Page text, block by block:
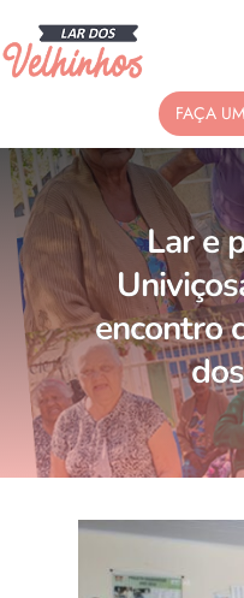
FAÇA
Lar e
encontro